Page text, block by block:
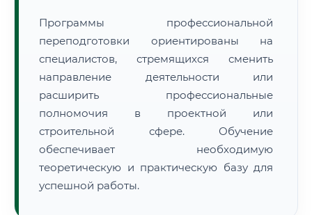
Программы профессиональной
переподготовки ориентированы на
специалистов, стремящихся сменить
направление деятельности или
расширить профессиональные
полномочия в проектной или
строительной сфере. Обучение
обеспечивает необходимую
теоретическую и практическую базу для
успешной работы.